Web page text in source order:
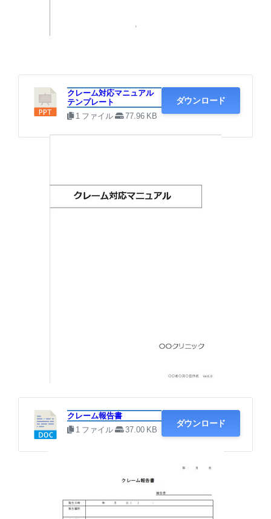
クレーム対応マニュアル
テンプレート
1 ファイル
77.96 KB
ダウンロード
クレーム報告書
1 ファイル
37.00 KB
ダウンロード